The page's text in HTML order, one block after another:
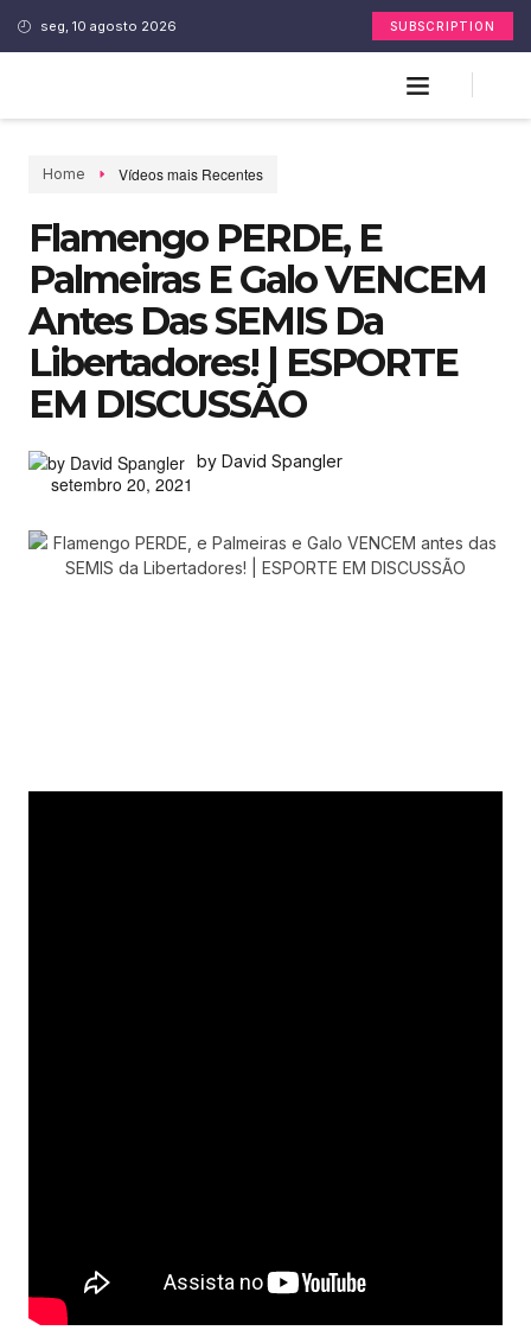
seg, 10 agosto 2026 SUBSCRIPTION
Home Vídeos mais Recentes
Flamengo PERDE, E
Palmeiras E Galo VENCEM
Antes Das SEMIS Da
Libertadores! | ESPORTE
EM DISCUSSÃO
by David Spangler
setembro 20, 2021